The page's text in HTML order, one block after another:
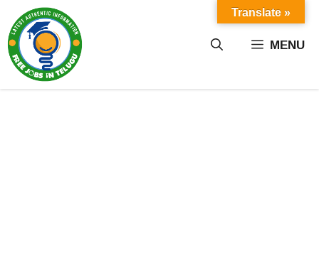
content MENU
Translate »